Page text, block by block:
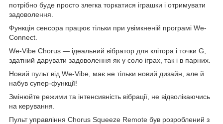
потрібно буде просто злегка торкатися іграшки і отримувати
задоволення.
Функція сенсора працює тільки при увімкненій програмі We-
Connect.
We-Vibe Chorus — ідеальний вібратор для клітора і точки G,
здатний дарувати задоволення як у соло іграх, так і в парних.
Новий пульт від We-Vibe, має не тільки новий дизайн, але й
набув супер-функції!
Змінюйте режими та інтенсивність вібрації, не відволікаючись
на керування.
Пульт управління Chorus Squeeze Remote був розроблений з